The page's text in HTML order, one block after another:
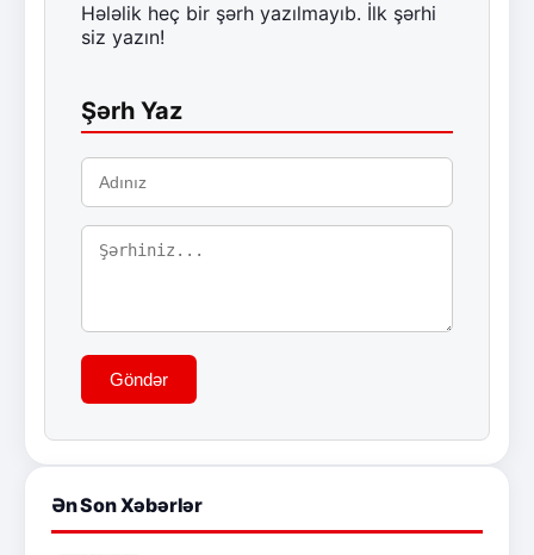
Hələlik heç bir şərh yazılmayıb. İlk şərhi
siz yazın!
Şərh Yaz
Göndər
Ən Son Xəbərlər